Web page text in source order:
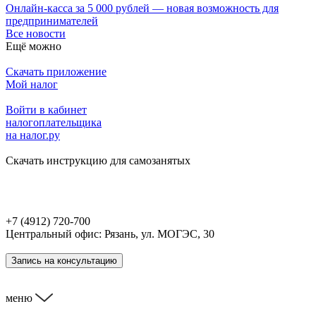
Онлайн-касса за 5 000 рублей — новая возможность для
предпринимателей
Все новости
Ещё можно
Скачать приложение
Мой налог
Войти в кабинет
налогоплательщика
на налог.ру
Скачать инструкцию для самозанятых
+7 (4912) 720-700
Центральный офис: Рязань, ул. МОГЭС, 30
Запись на консультацию
меню